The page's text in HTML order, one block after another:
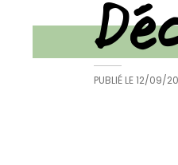
PUBLIÉ LE12/09/